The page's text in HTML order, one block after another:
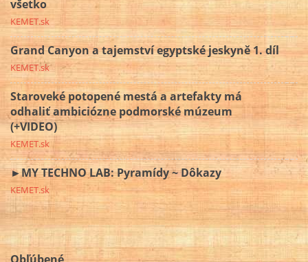
všetko
KEMET.sk
Grand Canyon a tajemství egyptské jeskyně 1. díl
KEMET.sk
Staroveké potopené mestá a artefakty má
odhaliť ambiciózne podmorské múzeum
(+VIDEO)
KEMET.sk
►MY TECHNO LAB: Pyramídy ~ Dôkazy
KEMET.sk